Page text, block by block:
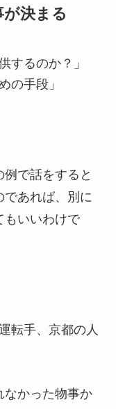
決まる
するのか？」
の手段」
で話をすると
あれば、別に
もいいわけで
転手、京都の人
なかった物事か